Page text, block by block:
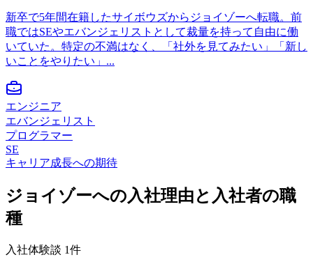
新卒で5年間在籍したサイボウズからジョイゾーへ転職。前
職ではSEやエバンジェリストとして裁量を持って自由に働
いていた。特定の不満はなく、「社外を見てみたい」「新し
いことをやりたい」...
エンジニア
エバンジェリスト
プログラマー
SE
キャリア成長への期待
ジョイゾーへの入社理由と入社者の職
種
入社体験談 1件